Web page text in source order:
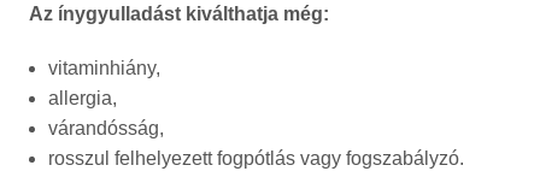
Az ínygyulladást kiválthatja még:
vitaminhiány,
allergia,
várandósság,
rosszul felhelyezett fogpótlás vagy fogszabályzó.